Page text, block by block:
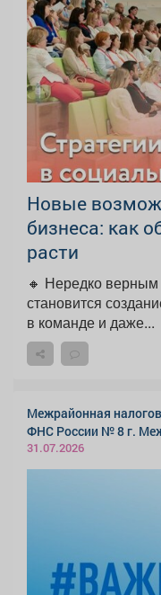
Новые
бизнеса: как
расти
🔸 Нередко верным
становится
в команде и даже...
Межрайонная
ФНС России № 8 г.
31.07.2026